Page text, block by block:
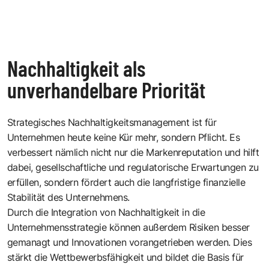
Nachhaltigkeit als
unverhandelbare Priorität
Strategisches Nachhaltigkeitsmanagement ist für
Unternehmen heute keine Kür mehr, sondern Pflicht. Es
verbessert nämlich nicht nur die Markenreputation und hilft
dabei, gesellschaftliche und regulatorische Erwartungen zu
erfüllen, sondern fördert auch die langfristige finanzielle
Stabilität des Unternehmens.
Durch die Integration von Nachhaltigkeit in die
Unternehmensstrategie können außerdem Risiken besser
gemanagt und Innovationen vorangetrieben werden. Dies
stärkt die Wettbewerbsfähigkeit und bildet die Basis für